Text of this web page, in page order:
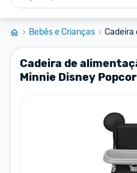
Bebês e Crianças Cadeira
Cadeira de
Minnie Disney